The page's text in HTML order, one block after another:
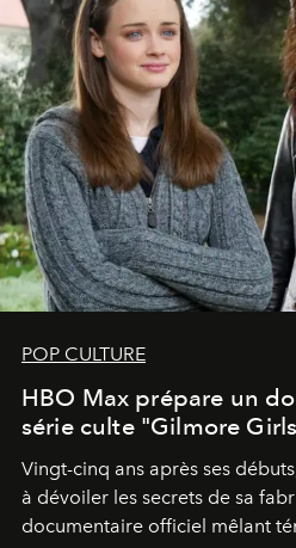
POP CULTURE
HBO Max prépare un
série culte "Gilmore
Vingt-cinq ans après ses
à dévoiler les secrets de sa
documentaire officiel mêlant